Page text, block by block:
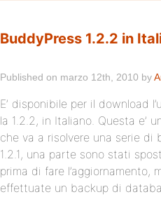
BuddyPress 1.2.2 in
Published on marzo 12th, 2010 by
E’ disponibile per il download
la 1.2.2, in Italiano. Questa e’
che va a risolvere una serie di
1.2.1, una parte sono stati
prima di fare l’aggiornamento,
effettuate un backup di